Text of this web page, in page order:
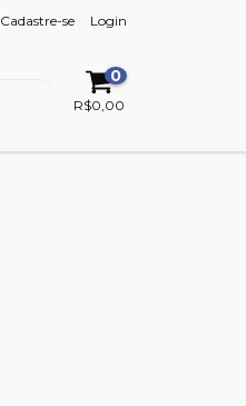
Cadastre-se Login
0
R$0,00